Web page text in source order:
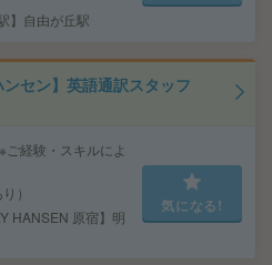
】自由が丘駅
セン】英語通訳スタッフ
経験・スキルによ
）
HANSEN 原宿】明
気になる!